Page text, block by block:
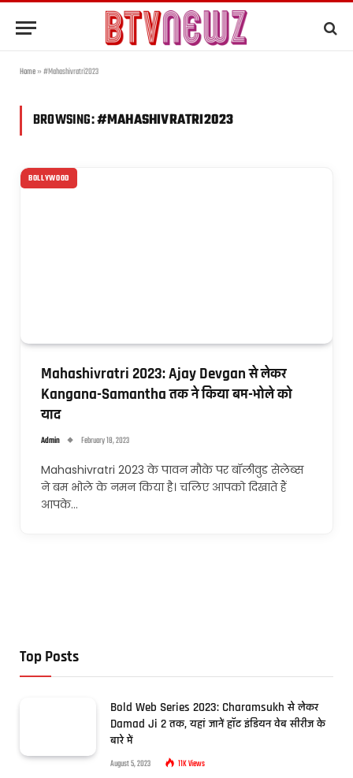
Home»#Mahashivratri2023
BROWSING:#MAHASHIVRATRI2023
BOLLYWOOD
Mahashivratri 2023: Ajay Devgan से लेकर
Kangana-Samantha तक ने किया बम-भोले को
याद
Admin February 18, 2023
Mahashivratri 2023 के पावन मौके पर बॉलीवुड सेलेब्स
ने बम भोले के नमन किया है। चलिए आपको दिखाते हैं
आपके…
Top Posts
Bold Web Series 2023: Charamsukh से लेकर
Damad Ji 2 तक, यहां जानें हॉट इंडियन वेब सीरीज के
बारे में
August 5, 2023 11KViews